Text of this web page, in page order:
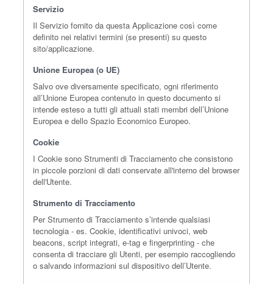
Servizio
Il Servizio fornito da questa Applicazione così come
definito nei relativi termini (se presenti) su questo
sito/applicazione.
Unione Europea (o UE)
Salvo ove diversamente specificato, ogni riferimento
all’Unione Europea contenuto in questo documento si
intende esteso a tutti gli attuali stati membri dell’Unione
Europea e dello Spazio Economico Europeo.
Cookie
I Cookie sono Strumenti di Tracciamento che consistono
in piccole porzioni di dati conservate all'interno del browser
dell'Utente.
Strumento di Tracciamento
Per Strumento di Tracciamento s’intende qualsiasi
tecnologia - es. Cookie, identificativi univoci, web
beacons, script integrati, e-tag e fingerprinting - che
consenta di tracciare gli Utenti, per esempio raccogliendo
o salvando informazioni sul dispositivo dell’Utente.